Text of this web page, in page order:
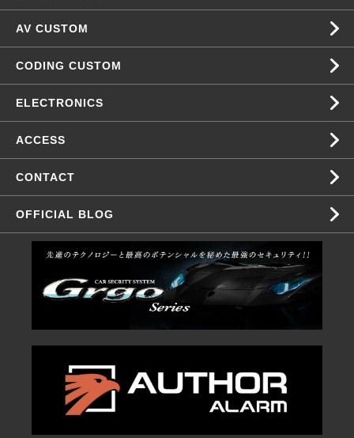
AV CUSTOM
CODING CUSTOM
ELECTRONICS
ACCESS
CONTACT
OFFICIAL BLOG